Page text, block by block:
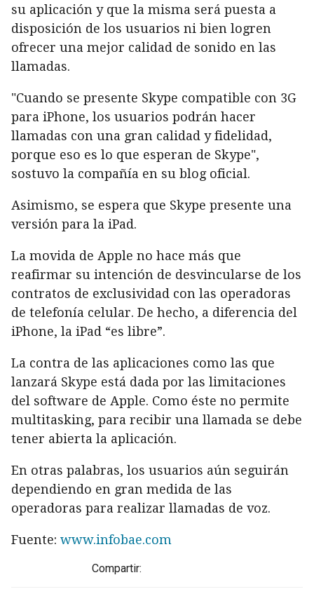
su aplicación y que la misma será puesta a
disposición de los usuarios ni bien logren
ofrecer una mejor calidad de sonido en las
llamadas.
"Cuando se presente Skype compatible con 3G
para iPhone, los usuarios podrán hacer
llamadas con una gran calidad y fidelidad,
porque eso es lo que esperan de Skype",
sostuvo la compañía en su blog oficial.
Asimismo, se espera que Skype presente una
versión para la iPad.
La movida de Apple no hace más que
reafirmar su intención de desvincularse de los
contratos de exclusividad con las operadoras
de telefonía celular. De hecho, a diferencia del
iPhone, la iPad “es libre”.
La contra de las aplicaciones como las que
lanzará Skype está dada por las limitaciones
del software de Apple. Como éste no permite
multitasking, para recibir una llamada se debe
tener abierta la aplicación.
En otras palabras, los usuarios aún seguirán
dependiendo en gran medida de las
operadoras para realizar llamadas de voz.
Fuente: www.infobae.com
Compartir: